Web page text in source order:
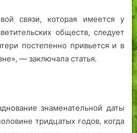
связи, которая имеется у
обществ, следует
постепенно привьется и в
— заключала статья.
знаменательной даты
тридцатых годов, когда